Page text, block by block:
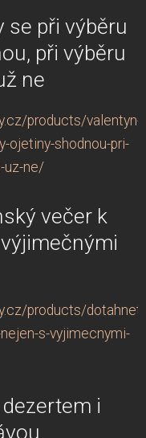
se při výběru
při výběru
ne
products/valentyn-
ojetiny-shodnou-pri-
uz-ne/
večer k
products/
s-vyjimecnymi-
i